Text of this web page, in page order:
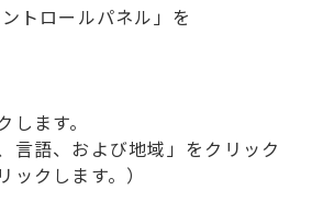
トロールパネル」を
します。
言語、および地域」をクリック
ックします。）